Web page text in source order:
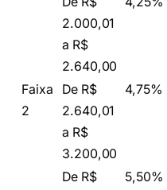
2.000,01
a R$
2.640,00
Faixa
2
De R$
2.640,01
a R$
3.200,00
4,75%
De R$
5,50%